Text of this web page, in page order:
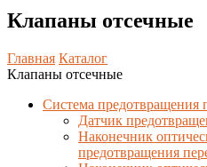
Клапаны отсечные
Главная Каталог
Клапаны отсечные
Система предотвращения
Датчик
Наконечник
предотвращения